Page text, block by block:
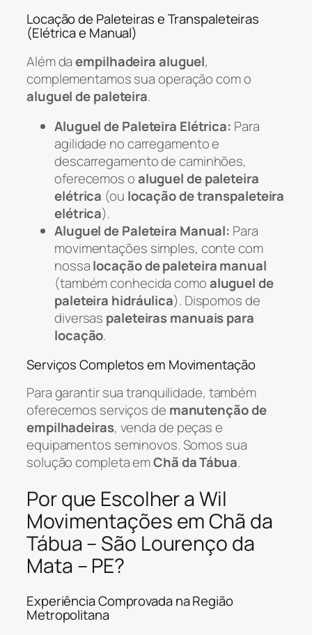
Locação de Paleteiras e Transpaleteiras
(Elétrica e Manual)
Além daempilhadeira aluguel,
complementamos sua operação com o
aluguel de paleteira.
Aluguel de Paleteira Elétrica: Para
agilidade no carregamento e
descarregamento de caminhões,
oferecemos oaluguel de paleteira
elétrica (ou locação de transpaleteira
elétrica).
Aluguel de Paleteira Manual: Para
movimentações simples, conte com
nossalocação de paleteira manual
(também conhecida comoaluguel de
paleteira hidráulica). Dispomos de
diversas paleteiras manuais para
locação.
Serviços Completos em Movimentação
Para garantir sua tranquilidade, também
oferecemos serviços de manutenção de
empilhadeiras, venda de peças e
equipamentos seminovos. Somos sua
solução completa emChã da Tábua.
Por que Escolher a Wil
Movimentações em Chã da
Tábua – São Lourenço da
Mata – PE?
Experiência Comprovada na Região
Metropolitana